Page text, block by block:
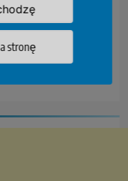
stronę
i
Program
warsztaty